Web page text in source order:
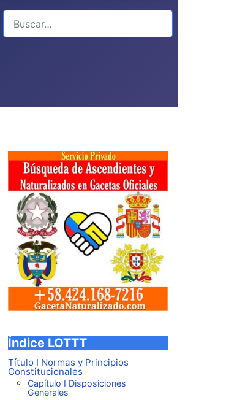
Índice LOTTT
Título I Normas y Principios
Constitucionales
Capítulo I Disposiciones
Generales